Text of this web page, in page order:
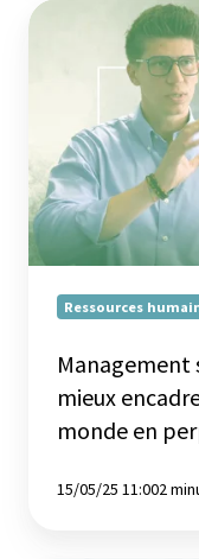
Management
comment
mieux
encadrer
ses
équipes
dans
monde
perpétuelle
évolution
Ressources
Management
mieux
monde en
15/05/25 11:002